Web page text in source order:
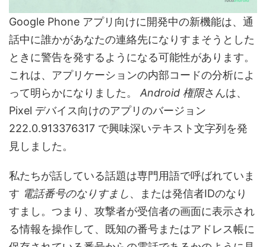
Google Phone アプリ向けに開発中の新機能は、通
話中に誰かがあなたの連絡先になりすまそうとした
ときに警告を発するようになる可能性があります。
これは、アプリケーションの内部コードの分析によ
って明らかになりました。 Android 権限さんは、
Pixel デバイス向けのアプリのバージョン
222.0.913376317 で興味深いテキスト文字列を発
見しました。
私たちが話している話題は専門用語で呼ばれていま
す 電話番号のなりすまし、または発信者IDのなり
すまし。つまり、攻撃者が受信者の画面に表示され
る情報を操作して、既知の番号またはアドレス帳に